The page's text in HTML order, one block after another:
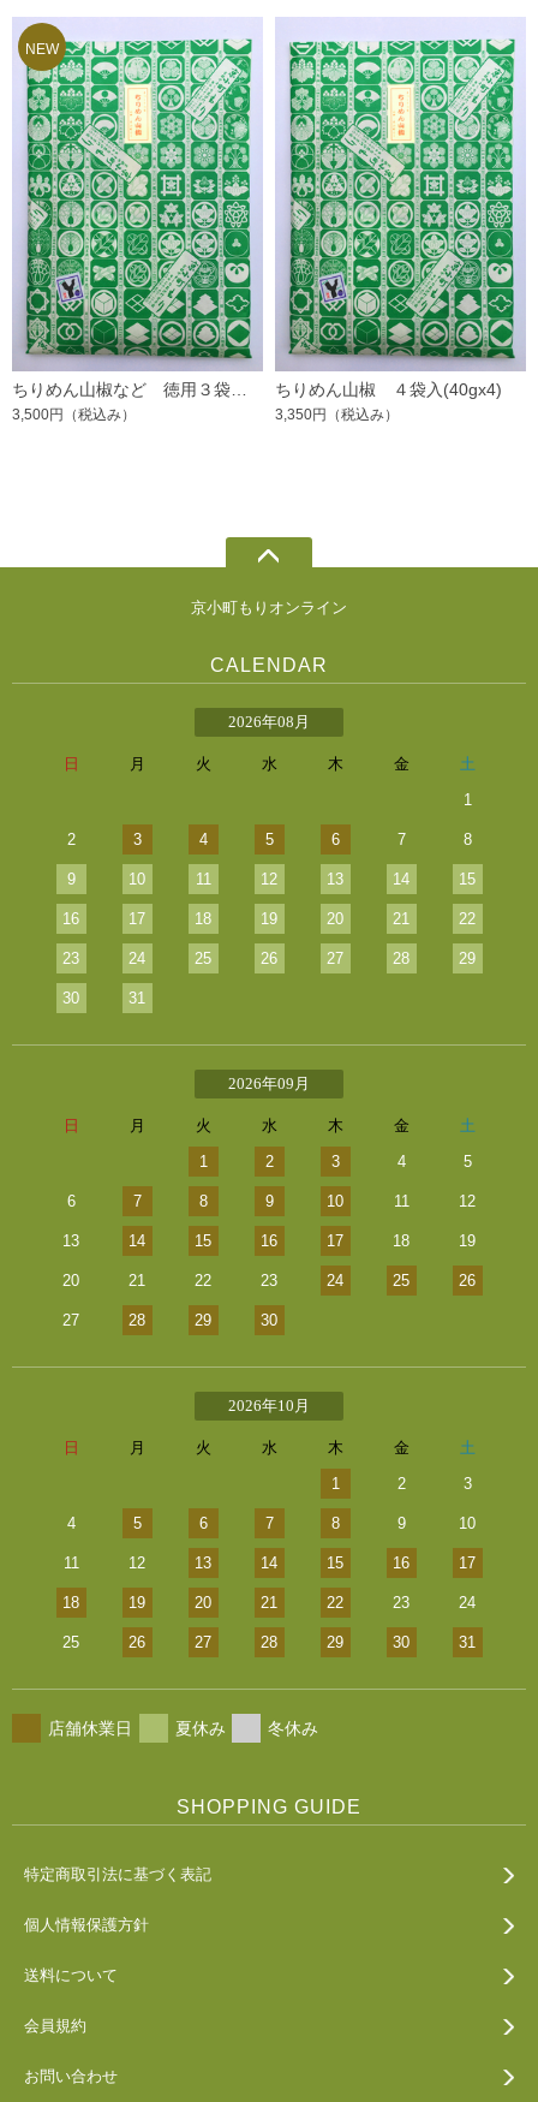
3,500円 （税込み）
ちりめん山椒 ４袋入(40gx4)
3,350円 （税込み）
京小町もりオンライン
CALENDAR
2026年08月
日 月 火 水 木 金
土
1
2 3 4 5 6 7 8
9 10 11 12 13 14 15
16 17 18 19 20 21 22
23 24 25 26 27 28 29
30 31
2026年09月
日 月 火 水 木 金
土
1
2 3 4 5
6 7 8 9 10 11 12
13 14 15 16 17 18 19
20 21 22 23 24 25 26
27 28 29 30
2026年10月
日 月 火 水 木 金
土
1
2 3
4 5 6 7 8 9 10
11 12 13 14 15 16 17
18 19 20 21 22 23 24
25 26 27 28 29 30 31
店舗休業日 夏休み 冬休み
SHOPPING GUIDE
特定商取引法に基づく表記
個人情報保護方針
送料について
会員規約
お問い合わせ